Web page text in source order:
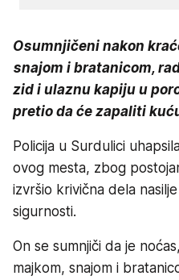
Osumnjičeni nakon
snajom i bratanicom,
zid i ulaznu kapiju u
pretio da će zapaliti
Policija u Surdulici
ovog mesta, zbog
izvršio krivična dela
sigurnosti.
On se sumnjiči da je
majkom, snajom i